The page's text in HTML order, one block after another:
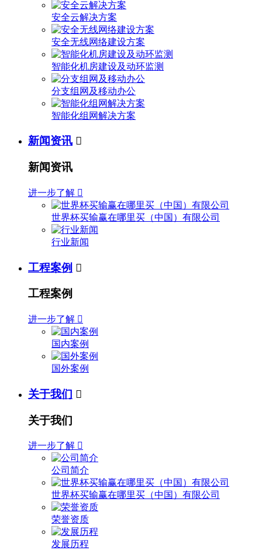
安全云解决方案
安全无线网络建设方案
智能化机房建设及动环监测
分支组网及移动办公
智能化组网解决方案
新闻资讯 
新闻资讯
进一步了解 
世界杯买输赢在哪里买（中国）有限公司
行业新闻
工程案例 
工程案例
进一步了解 
国内案例
国外案例
关于我们 
关于我们
进一步了解 
公司简介
世界杯买输赢在哪里买（中国）有限公司
荣誉资质
发展历程